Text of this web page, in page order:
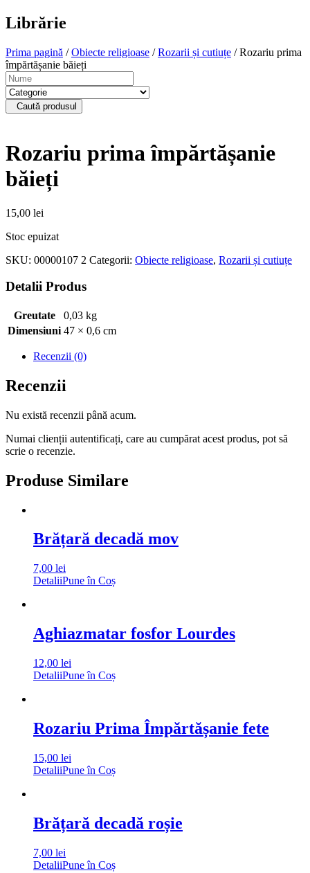
Librărie
Prima pagină /Obiecte religioase /Rozarii și cutiuțe / Rozariu prima
împărtășanie băieți
Caută produsul
Rozariu prima împărtășanie
băieți
15,00 lei
Stoc epuizat
SKU: 00000107 2 Categorii: Obiecte religioase, Rozarii și cutiuțe
Detalii Produs
Greutate
0,03 kg
Dimensiuni 47 × 0,6 cm
Recenzii (0)
Recenzii
Nu există recenzii până acum.
Numai clienții autentificați, care au cumpărat acest produs, pot să
scrie o recenzie.
Produse Similare
Brățară decadă mov
7,00 lei
DetaliiPune în Coș
Aghiazmatar fosfor Lourdes
12,00 lei
DetaliiPune în Coș
Rozariu Prima Împărtășanie fete
15,00 lei
DetaliiPune în Coș
Brățară decadă roșie
7,00 lei
DetaliiPune în Coș